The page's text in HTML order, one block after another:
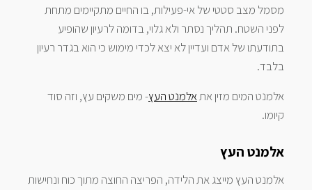
מסמל מצב סטטי של אי-פעילות, בו החיים מתקיימים מתחת
לפני השטח. תהליך נסתר ולא גלוי, בדומה לרעיון שהופיע
בתודעתו של אדם ועדיין לא יצא לכדי מימוש כי הוא בגדר רעיון
בלבד.
אלמנט המים מזין אתאלמנט העץ- מים משקים עץ, וזה סוד
קיומו.
אלמנט העץ
אלמנט העץ מייצג את הלידה, הפריצה החוצה מתוך כוח ונחישות